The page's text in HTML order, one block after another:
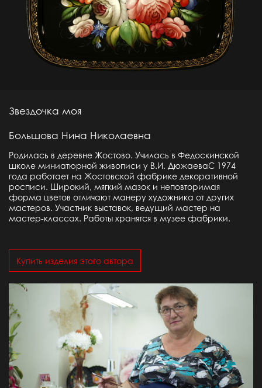
Звездочка моя
Большова Нина Николаевна
Родилась в деревне Жостово. Училась в Федоскинской
школе миниатюрной живописи у В.И. ДюжаеваС 1974
года работает на Жостовской фабрике декоративной
росписи. Широкий, мягкий мазок и неповторимая
форма цветов отличают манеру художника от других
мастеров. Участник выставок, ведущий мастер на
мастер-классах. Работы хранятся в музее фабрики.
Купить изделия этого автора